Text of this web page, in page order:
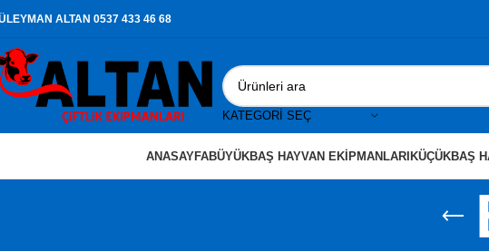
ALTAN 0537 433 46 68
KATEGORI SEÇ
ANASAYFABÜYÜKBAŞ HAYVAN EKIPMANLARIKÜÇÜKBAŞ